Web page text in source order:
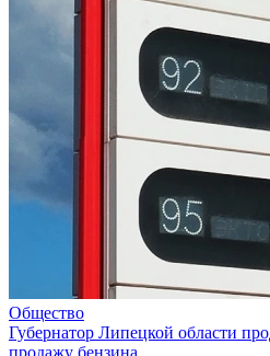
Общество
Губернатор Липецкой области